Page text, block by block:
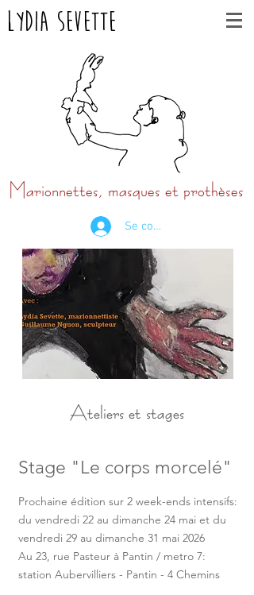
Lydia Sevette
Marionnettes, masques et prothèses
Se connecter
Ateliers et stages
Stage "Le corps morcelé"
Prochaine édition sur 2 week-ends intensifs:
du vendredi 22 au dimanche 24 mai et du
vendredi 29 au dimanche 31 mai 2026
Au 23, rue Pasteur à Pantin / metro 7:
station Aubervilliers - Pantin - 4 Chemins